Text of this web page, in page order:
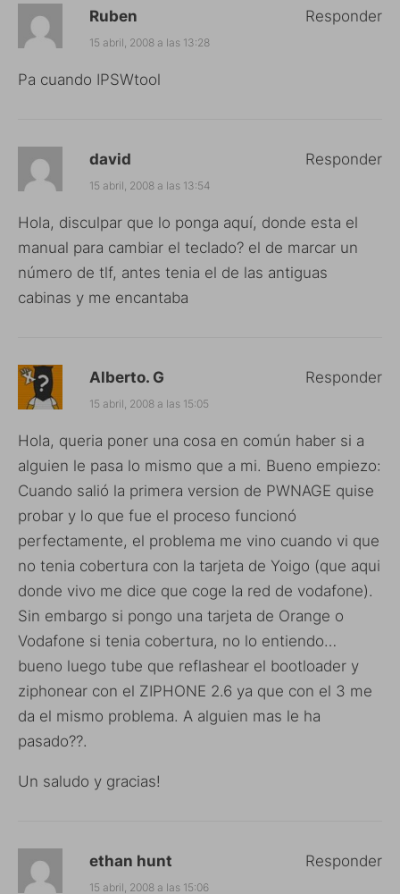
Ruben
15 abril, 2008 a las 13:28
Pa cuando IPSWtool
Responder
david
15 abril, 2008 a las 13:54
Hola, disculpar que lo ponga aquí, donde esta el
manual para cambiar el teclado? el de marcar un
número de tlf, antes tenia el de las antiguas
cabinas y me encantaba
Responder
Alberto. G
15 abril, 2008 a las 15:05
Hola, queria poner una cosa en común haber si a
alguien le pasa lo mismo que a mi. Bueno empiezo:
Cuando salió la primera version de PWNAGE quise
probar y lo que fue el proceso funcionó
perfectamente, el problema me vino cuando vi que
no tenia cobertura con la tarjeta de Yoigo (que aqui
donde vivo me dice que coge la red de vodafone).
Sin embargo si pongo una tarjeta de Orange o
Vodafone si tenia cobertura, no lo entiendo…
bueno luego tube que reflashear el bootloader y
ziphonear con el ZIPHONE 2.6 ya que con el 3 me
da el mismo problema. A alguien mas le ha
pasado??.
Un saludo y gracias!
Responder
ethan hunt
15 abril, 2008 a las 15:06
Responder